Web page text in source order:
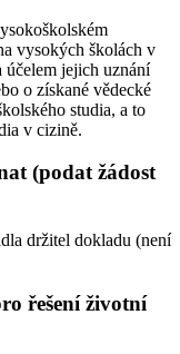
vysokých školách v
účelem jejich uznání
o získané vědecké
studia, a to
v cizině.
(podat žádost
držitel dokladu (není
řešení životní